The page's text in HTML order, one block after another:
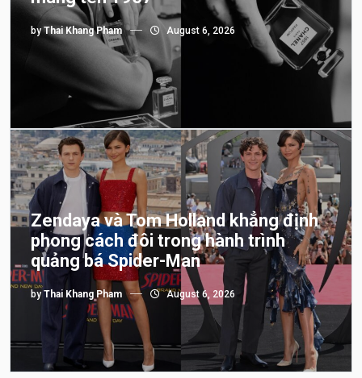
byThai Khang Pham August 6, 2026
Zendaya và Tom Holland khẳng định
phong cách đôi trong hành trình
quảng bá Spider-Man
by Thai Khang Pham August 6, 2026